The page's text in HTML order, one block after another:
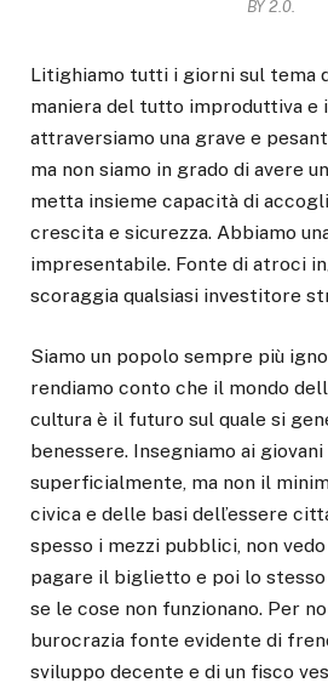
BY 2.0.
Litighiamo tutti i giorni sul tema
maniera del tutto improduttiva e
attraversiamo una grave e
ma non siamo in grado di avere
metta insieme capacità di
crescita e sicurezza. Abbiamo
impresentabile. Fonte di atroci
scoraggia qualsiasi investitore
Siamo un popolo sempre più
rendiamo conto che il mondo
cultura è il futuro sul quale si
benessere. Insegniamo ai
superficialmente, ma non il
civica e delle basi dell’essere
spesso i mezzi pubblici, non
pagare il biglietto e poi lo
se le cose non funzionano. Per
burocrazia fonte evidente di
sviluppo decente e di un fisco